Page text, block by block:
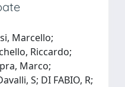
Marcello;
Riccardo;
Marco;
S; DI FABIO, R;